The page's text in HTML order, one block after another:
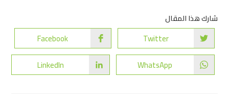
شارك هذا المقال
Twitter
Facebook
WhatsApp
LinkedIn